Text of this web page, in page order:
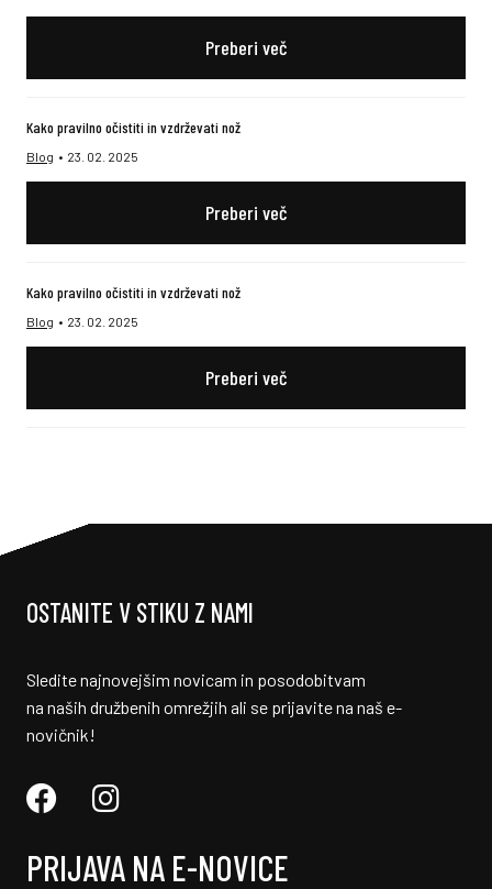
Preberi več
Kako pravilno očistiti in vzdrževati nož
Blog 23. 02. 2025
Preberi več
Kako pravilno očistiti in vzdrževati nož
Blog 23. 02. 2025
Preberi več
OSTANITE V STIKU Z NAMI
Sledite najnovejšim novicam in posodobitvam
na naših družbenih omrežjih ali se prijavite na naš e-
novičnik!
PRIJAVA NA E-NOVICE